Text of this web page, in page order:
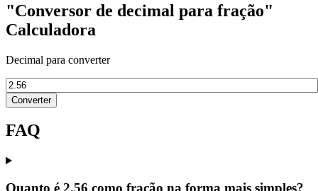
"Conversor de decimal para fração"
Calculadora
Decimal para converter
Converter
FAQ
Quanto é 2,56 como fração na forma mais simples?